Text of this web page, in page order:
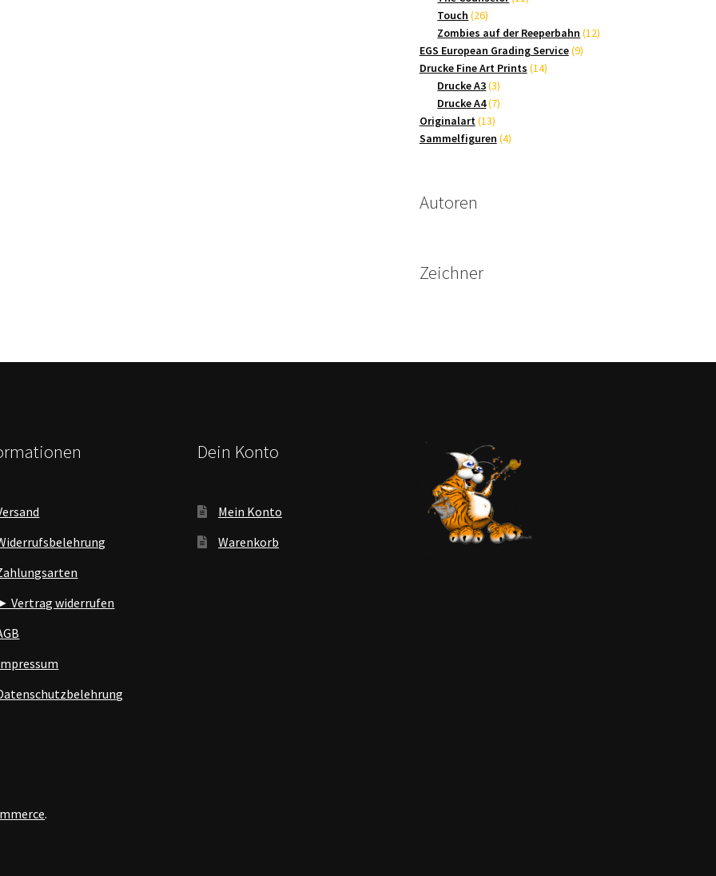
Touch 2626
Produkte
Zombies auf der Reeperbahn 1212
EGS European Grading Service 99
Drucke Fine Art Prints 1414
Drucke A3 33
Produkte
Drucke A4 77
Originalart 1313
Produkte
Sammelfiguren 44
Autoren
Zeichner
Vertrag widerrufen
Dein Konto
Mein Konto
Warenkorb
.